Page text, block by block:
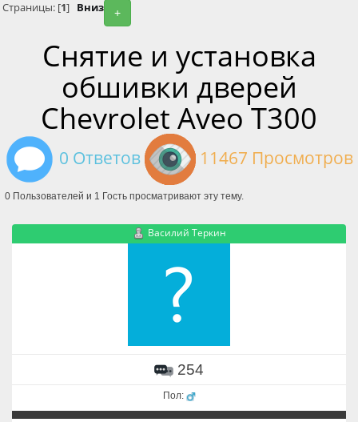
+
Страницы: [1] Вниз
Снятие и установка
обшивки дверей
Chevrolet Aveo T300
0 Ответов 11467 Просмотров
0 Пользователей и 1 Гость просматривают эту тему.
Василий Теркин
254
Пол: